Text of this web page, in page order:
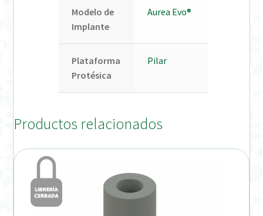
Modelo de
Implante
Aurea Evo®
Plataforma
Protésica
Pilar
Productos relacionados